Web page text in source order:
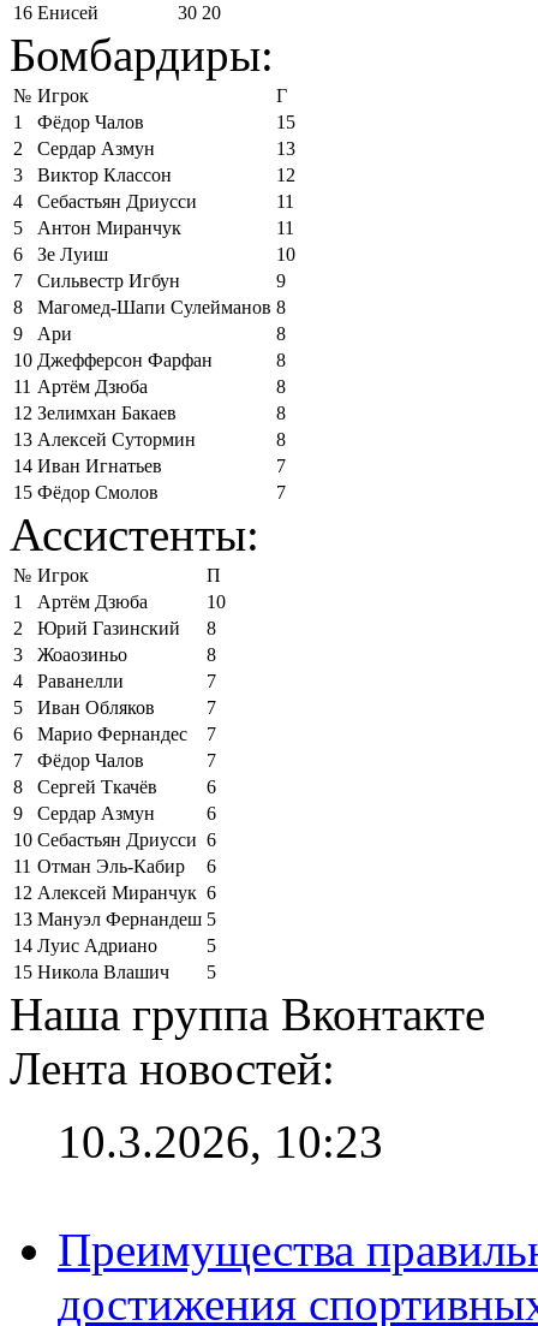
16 Енисей 30 20
Бомбардиры:
№ Игрок
Г
1
Фёдор Чалов
15
2
Сердар Азмун
13
3
Виктор Классон
12
4
Себастьян Дриусси
11
5
Антон Миранчук
11
6
Зе Луиш
10
7
Сильвестр Игбун
9
8
Магомед-Шапи Сулейманов 8
9
Ари
8
10 Джефферсон Фарфан
8
11 Артём Дзюба
8
12 Зелимхан Бакаев
8
13 Алексей Сутормин
8
14 Иван Игнатьев
7
15 Фёдор Смолов 7
Ассистенты:
№ Игрок
П
1
Артём Дзюба
10
2
Юрий Газинский
8
3
Жоаозиньо
8
4
Раванелли
7
5
Иван Обляков
7
6
Марио Фернандес
7
7
Фёдор Чалов
7
8
Сергей Ткачёв
6
9
Сердар Азмун
6
10 Себастьян Дриусси 6
11 Отман Эль-Кабир
6
12 Алексей Миранчук 6
13 Мануэл Фернандеш 5
14 Луис Адриано
5
15 Никола Влашич 5
Наша группа Вконтакте
Лента новостей:
10.3.2026, 10:23
Преимущества
достижения